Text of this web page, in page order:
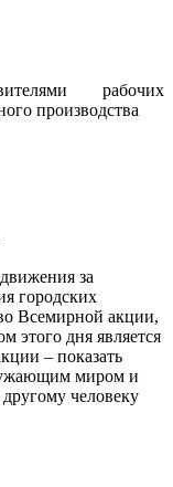
рабочих
производства
за
городских
Всемирной акции,
этого дня является
– показать
миром и
человеку